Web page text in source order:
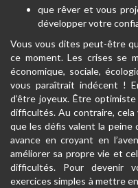
que rêver et vous
développer votre
Vous vous dites peut-être
ce moment. Les crises se
économique, sociale,
vous paraîtrait indécent !
d’être joyeux. Être
difficultés. Au contraire,
que les défis valent la peine
avance en croyant en
améliorer sa propre vie et
difficultés. Pour devenir
exercices simples à mettre